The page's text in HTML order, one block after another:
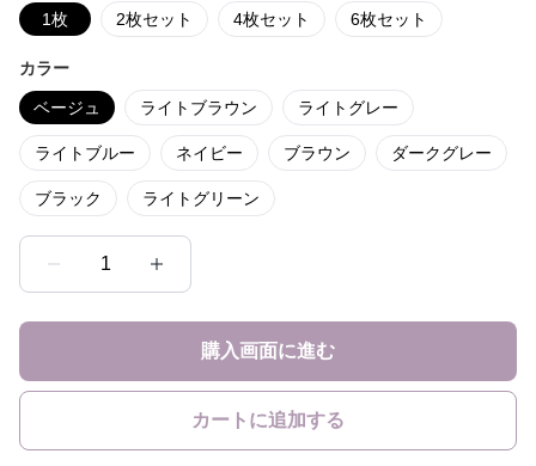
1枚 2枚セット 4枚セット 6枚セット
カラー
ベージュ ライトブラウン ライトグレー
ライトブルー ネイビー ブラウン ダークグレー
ブラック ライトグリーン
1
購入画面に進む
カートに追加する